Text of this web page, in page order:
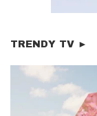
TRENDY TV ►